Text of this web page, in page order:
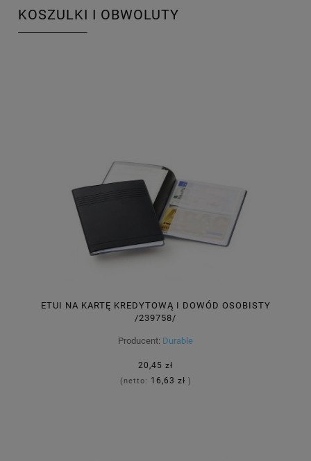
KOSZULKI I OBWOLUTY
ETUI NA KARTĘ KREDYTOWĄ I DOWÓD OSOBISTY
/239758/
Producent: Durable
20,45 zł
(netto: 16,63 zł )